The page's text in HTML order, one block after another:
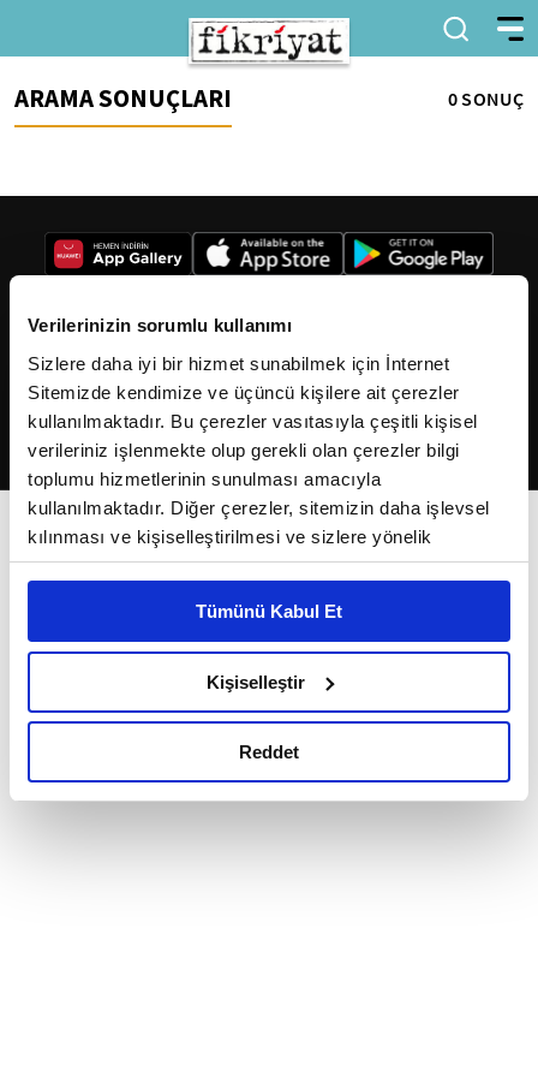
Verilerinizin sorumlu kullanımı
Sizlere daha iyi bir hizmet sunabilmek için İnternet
Sitemizde kendimize ve üçüncü kişilere ait çerezler
kullanılmaktadır. Bu çerezler vasıtasıyla çeşitli kişisel
verileriniz işlenmekte olup gerekli olan çerezler bilgi
toplumu hizmetlerinin sunulması amacıyla
kullanılmaktadır. Diğer çerezler, sitemizin daha işlevsel
kılınması ve kişiselleştirilmesi ve sizlere yönelik
reklam/pazarlama faaliyetlerinin yapılması, amaçlarıyla
Çerezlere ilişkin tercihlerinizi çerez paneli vasıtasıyla
belirleyebilirsiniz. Çerezlere ilişkin detaylı bilgi için
Ayarlar butonuna tıklayabilir,Çerez Bilgilendirme
Metnimizi ziyaret edebilirsiniz.
okumak ve sitemizi ziyaretiniz kapsamında
Tümünü Kabul Et
Kişiselleştir
Reddet
ARAMA SONUÇLARI 0 SONUÇ
2026Fikriyat. Tüm hakları saklıdır.